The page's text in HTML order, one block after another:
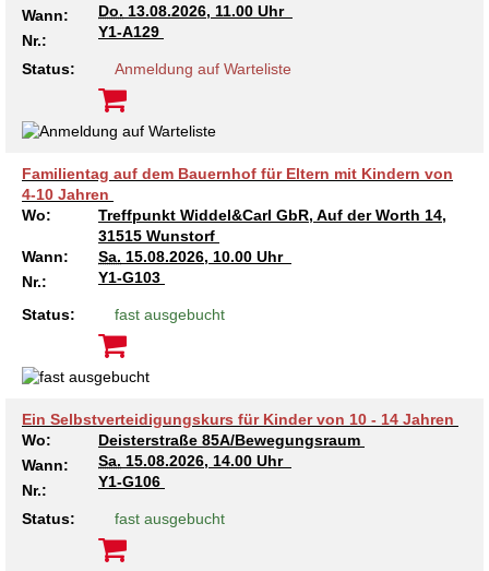
Wann:
Do. 13.08.2026, 11.00 Uhr
Nr.:
Y1-A129
Status: Anmeldung auf Warteliste
Familientag auf dem Bauernhof für Eltern mit Kindern von
4-10 Jahren
Wo:
Treffpunkt Widdel&Carl GbR, Auf der Worth 14,
31515 Wunstorf
Wann:
Sa. 15.08.2026, 10.00 Uhr
Nr.:
Y1-G103
Status: fast ausgebucht
Ein Selbstverteidigungskurs für Kinder von 10 - 14 Jahren
Wo:
Deisterstraße 85A/Bewegungsraum
Wann:
Sa. 15.08.2026, 14.00 Uhr
Nr.:
Y1-G106
Status: fast ausgebucht